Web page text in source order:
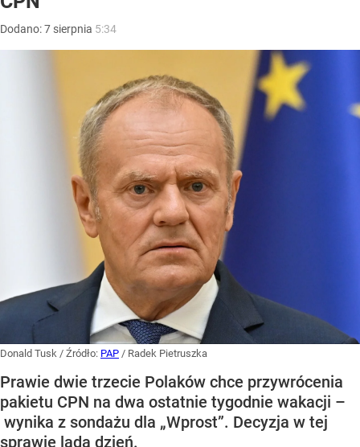
Dodano:7 sierpnia 5:34
Donald Tusk / Źródło: PAP / Radek Pietruszka
Prawie dwie trzecie Polaków chce przywrócenia
pakietu CPN na dwa ostatnie tygodnie wakacji –
wynika z sondażu dla „Wprost”. Decyzja w tej
sprawie lada dzień.